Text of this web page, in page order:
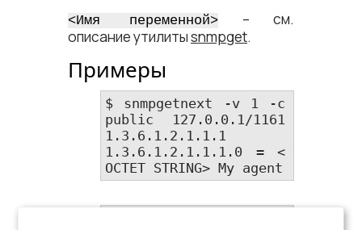
<​Имя переменной​>
– см.
описание утилитыsnmpget.
Примеры
$ snmpgetnext -v 1 -c
public 127.0.0.1/1161
1.3.6.1.2.1.1.1
1.3.6.1.2.1.1.1.0 = <​
OCTET STRING​> My agent